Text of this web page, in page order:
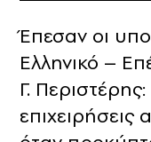
Έπεσαν οι
Ελληνικό –
Γ. Περιστέρης: